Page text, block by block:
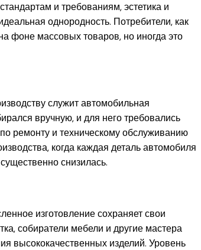
и требованиям, эстетика и
однородность. Потребители, как
фоне массовых товаров, но иногда это
служит автомобильная
вручную, и для него требовались
ремонту и техническому обслуживанию
когда каждая деталь автомобиля
снизилась.
изготовление сохраняет свои
собиратели мебели и другие мастера
высококачественных изделий. Уровень